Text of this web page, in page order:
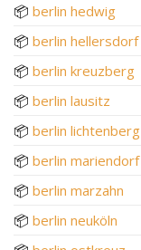
📦 berlin hedwig
📦 berlin hellersdorf
📦 berlin kreuzberg
📦 berlin lausitz
📦 berlin lichtenberg
📦 berlin mariendorf
📦 berlin marzahn
📦 berlin neuköln